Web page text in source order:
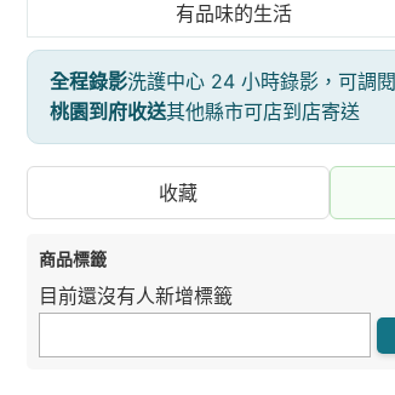
有品味的生活
全程錄影洗護中心 24 小時錄影，可調閱
桃園到府收送其他縣市可店到店寄送
收藏
商品標籤
目前還沒有人新增標籤